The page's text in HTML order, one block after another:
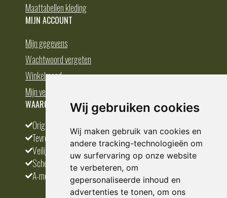
Wij gebruiken cookies
Wij maken gebruik van cookies en
andere tracking-technologieën om
uw surfervaring op onze website
te verbeteren, om
gepersonaliseerde inhoud en
advertenties te tonen, om ons
Maattabellen kleding
MIJN ACCOUNT
Mijn gegevens
Wachtwoord vergeten
Winkelmand
Mijn verlanglijst
WAAROM BESTELLEN BIJ DEDUMP.NL
Origineel en divers
Tevreden klanten
Veilig betalen
Scherpste prijs
A-merken